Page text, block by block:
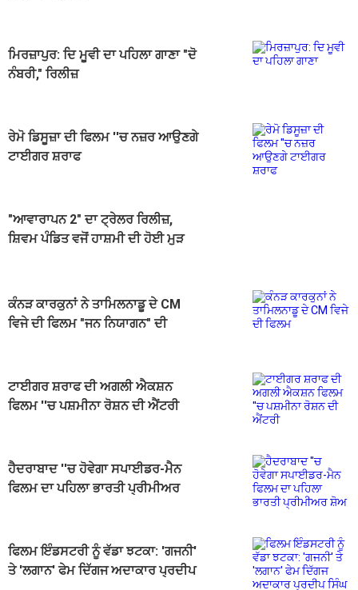
ਮਿਰਜ਼ਾਪੁਰ: ਦਿ ਮੂਵੀ ਦਾ ਪਹਿਲਾ ਗਾਣਾ "ਦੋ
ਨੰਬਰੀ," ਰਿਲੀਜ਼
ਰੇਮੋ ਡਿਸੂਜ਼ਾ ਦੀ ਫਿਲਮ ''ਚ ਨਜ਼ਰ ਆਉਣਗੇ
ਟਾਈਗਰ ਸ਼ਰਾਫ
"ਆਵਾਰਾਪਨ 2" ਦਾ ਟ੍ਰੇਲਰ ਰਿਲੀਜ਼,
ਸ਼ਿਵਮ ਪੰਡਿਤ ਵਜੋਂ ਹਾਸ਼ਮੀ ਦੀ ਹੋਈ ਮੁੜ
ਕੰਨੜ ਕਾਰਕੁਨਾਂ ਨੇ ਤਾਮਿਲਨਾਡੂ ਦੇ CM
ਵਿਜੇ ਦੀ ਫਿਲਮ "ਜਨ ਨਿਯਾਗਨ" ਦੀ
ਟਾਈਗਰ ਸ਼ਰਾਫ ਦੀ ਅਗਲੀ ਐਕਸ਼ਨ
ਫਿਲਮ ''ਚ ਪਸ਼ਮੀਨਾ ਰੋਸ਼ਨ ਦੀ ਐਂਟਰੀ
ਹੈਦਰਾਬਾਦ ''ਚ ਹੋਵੇਗਾ ਸਪਾਈਡਰ-ਮੈਨ
ਫਿਲਮ ਦਾ ਪਹਿਲਾ ਭਾਰਤੀ ਪ੍ਰੀਮੀਅਰ
ਫਿਲਮ ਇੰਡਸਟਰੀ ਨੂੰ ਵੱਡਾ ਝਟਕਾ: 'ਗਜਨੀ'
ਤੇ 'ਲਗਾਨ' ਫੇਮ ਦਿੱਗਜ ਅਦਾਕਾਰ ਪ੍ਰਦੀਪ